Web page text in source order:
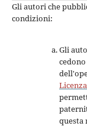
Gli autori che
condizioni:
Gli
questa